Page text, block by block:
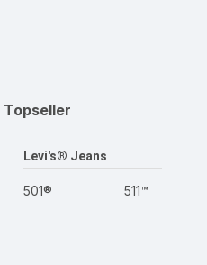
Topseller
Levi's® Jeans
501® 511™